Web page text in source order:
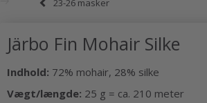
Järbo Fin Mohair Silke
Indhold: 72% mohair, 28% silke
Vægt/længde: 25 g = ca. 210 meter